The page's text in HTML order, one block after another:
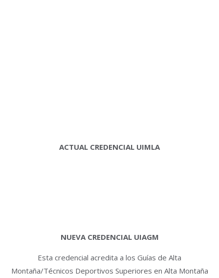
ACTUAL CREDENCIAL UIMLA
NUEVA CREDENCIAL UIAGM
Esta credencial acredita a los Guías de Alta
Montaña/Técnicos Deportivos Superiores en Alta Montaña